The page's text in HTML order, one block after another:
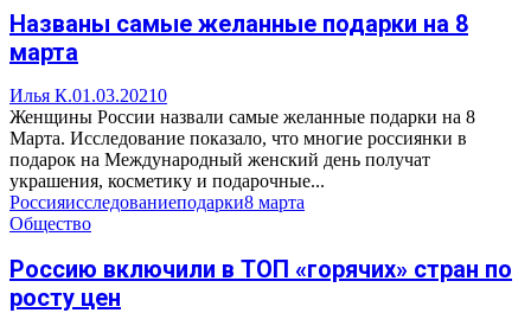
Названы самые желанные подарки на 8
марта
Илья К.01.03.20210
Женщины России назвали самые желанные подарки на 8
Марта. Исследование показало, что многие россиянки в
подарок на Международный женский день получат
украшения, косметику и подарочные...
Россияисследованиеподарки8 марта
Общество
Россию включили в ТОП «горячих» стран по
росту цен